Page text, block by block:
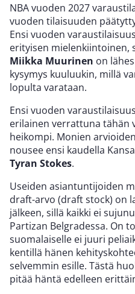
NBA vuoden 2027
vuoden tilaisuuden
Ensi vuoden
erityisen mielenkiintoinen,
Miikka Muurinen on
kysymys kuuluukin, millä
lopulta varataan.
Ensi vuoden
erilainen verrattuna tähän
heikompi. Monien
nousee ensi kaudella
Tyran Stokes.
Useiden asiantuntijoiden
draft-arvo (draft stock) on
jälkeen, sillä kaikki ei
Partizan Belgradessa. On
suomalaiselle ei juuri
kentillä hänen
selvemmin esille. Tästä
pitää häntä edelleen